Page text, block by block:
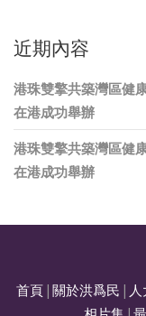
近期內容
港珠雙擎共築灣區健
在港成功舉辦
港珠雙擎共築灣區健
在港成功舉辦
首頁 關於洪爲民